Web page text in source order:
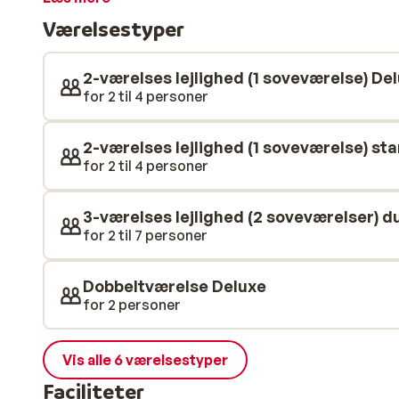
vandrutsjebaner! Du vil ikke kede dig et eneste
dig underholdt med alt fra ponyridning, tennis, yoga
ud? Så kan du tilbringe en dag på stranden eller
Værelsestyper
2-værelses lejlighed (1 soveværelse)
for 2 til 4 personer
2-værelses lejlighed (1 soveværelse)
for 2 til 4 personer
3-værelses lejlighed (2 soveværelser)
for 2 til 7 personer
Dobbeltværelse Deluxe
for 2 personer
Vis alle 6 værelsestyper
Faciliteter